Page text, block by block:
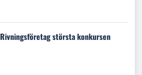
Rivningsföretag största konkursen